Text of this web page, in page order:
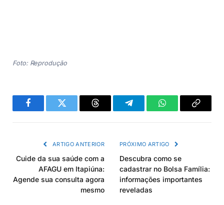
Foto: Reprodução
FacebookTwitter Threads TelegramWhatsAppCopiar
ARTIGO ANTERIOR
Cuide da sua saúde com a
AFAGU em Itapiúna:
Agende sua consulta agora
mesmo
PRÓXIMO ARTIGO
Descubra como se
cadastrar no Bolsa Família:
informações importantes
reveladas